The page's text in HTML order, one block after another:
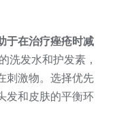
于在治疗痤疮时减
洗发水和护发素，
刺激物。选择优先
发和皮肤的平衡环